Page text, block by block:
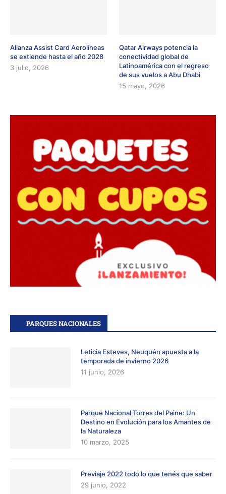
Alianza Assist Card Aerolíneas
se extiende hasta el año 2028
3 julio, 2026
Qatar Airways potencia la
conectividad global de
Latinoamérica con el regreso
de sus vuelos a Abu Dhabi
15 mayo, 2026
PARQUES NACIONALES
Leticia Esteves, Neuquén apuesta a la
temporada de invierno 2026
11 junio, 2026
Parque Nacional Torres del Paine: Un
Destino en Evolución para los Amantes de
la Naturaleza
10 marzo, 2025
Previaje 2022 todo lo que tenés que saber
29 junio, 2022